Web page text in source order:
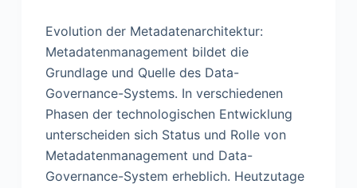
Evolution der Metadatenarchitektur:
Metadatenmanagement bildet die
Grundlage und Quelle des Data-
Governance-Systems. In verschiedenen
Phasen der technologischen Entwicklung
unterscheiden sich Status und Rolle von
Metadatenmanagement und Data-
Governance-System erheblich. Heutzutage